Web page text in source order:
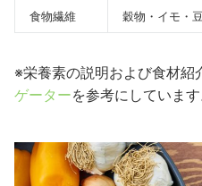
食物繊維 穀物・イモ・
※栄養素の説明および食材紹
ゲーターを参考にしています